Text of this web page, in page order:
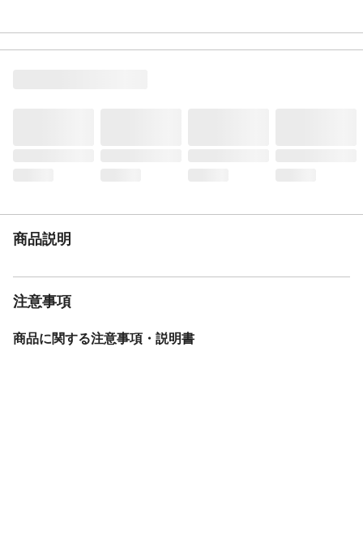
商品説明
注意事項
商品に関する注意事項・説明書